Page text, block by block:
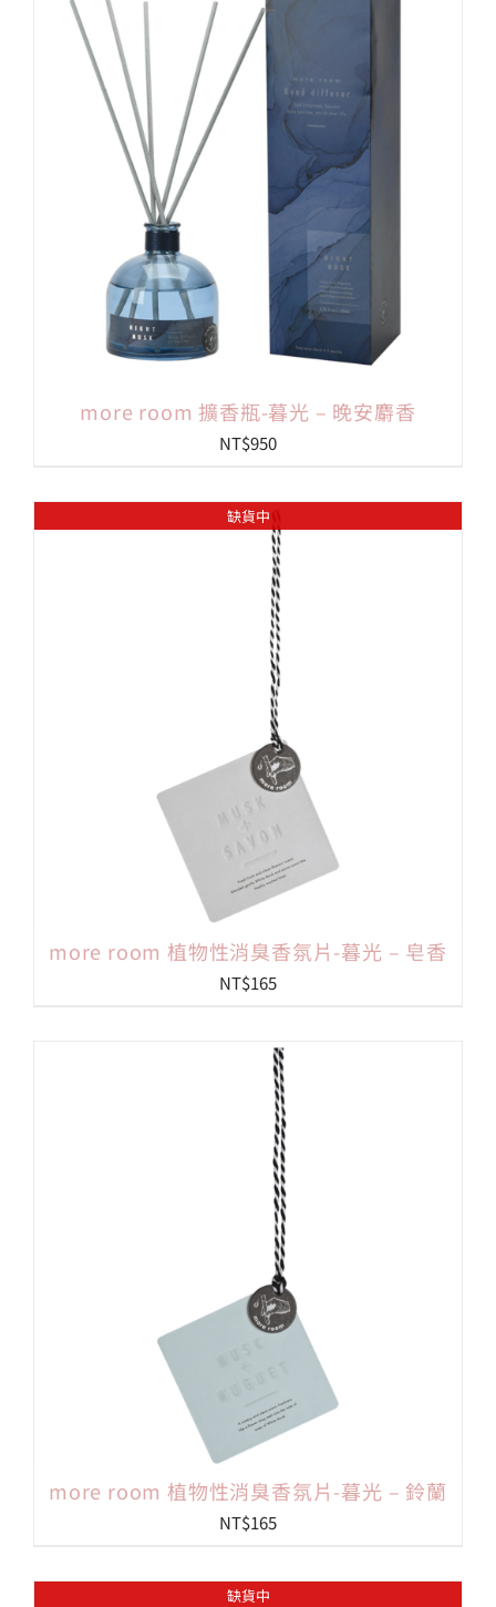
more room 擴香瓶-暮光 – 晚安麝香
NT$950
缺貨中
more room 植物性消臭香氛片-暮光 – 皂香
NT$165
more room 植物性消臭香氛片-暮光 – 鈴蘭
NT$165
缺貨中